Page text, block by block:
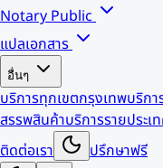
Notary Public
แปลเอกสาร
อื่นๆ
บริการทุกเขตกรุงเทพบริกา
สรรพสินค้าบริการรายประเ
ติดต่อเรา
ปรึกษาฟรี